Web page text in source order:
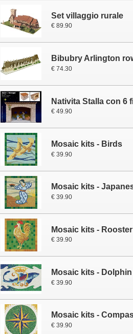
Set villaggio rurale
€ 89.90
Bibubry Arlington
€ 74.30
Nativita Stalla con 6
€ 49.90
Mosaic kits - Birds
€ 39.90
Mosaic kits -
€ 39.90
Mosaic kits - Rooster
€ 39.90
Mosaic kits -
€ 39.90
Mosaic kits -
€ 39.90